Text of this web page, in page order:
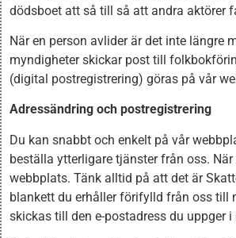
dödsboet att så till så att andra aktörer
När en person avlider är det inte
myndigheter skickar post till
(digital postregistrering) göras på vår
Adressändring och postregistrering
Du kan snabbt och enkelt på vår
beställa ytterligare tjänster från oss.
webbplats. Tänk alltid på att det är
blankett du erhåller förifylld från oss till
skickas till den e-postadress du uppger